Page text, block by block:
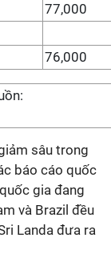
77,000
76,000
sâu trong
báo cáo quốc
gia đang
và Brazil đều
Landa đưa ra